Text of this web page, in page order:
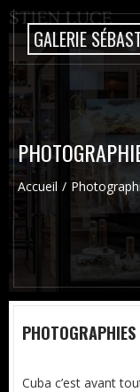
GALERIE
Accueil
Cuba c’est avant